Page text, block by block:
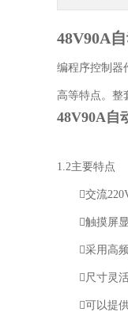
48V90A
编程序控制器
高等特点。整
48V90A自
1.2主要特点
交流220V
触摸屏显
采用高频
尺寸灵
可以提供